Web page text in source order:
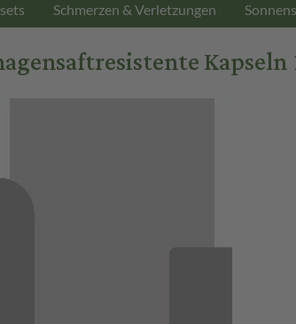
Schmerzen & Verletzungen